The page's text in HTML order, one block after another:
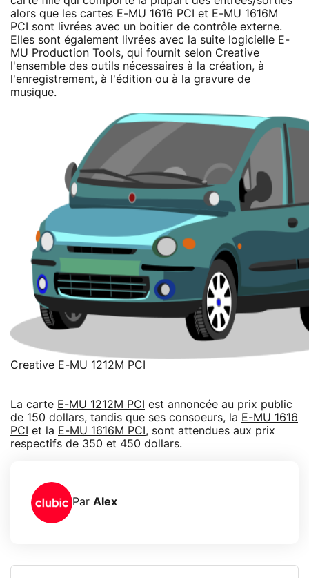
alors que les cartes E-MU 1616 PCI et E-MU 1616M
PCI sont livrées avec un boitier de contrôle externe.
Elles sont également livrées avec la suite logicielle E-
MU Production Tools, qui fournit selon Creative
l'ensemble des outils nécessaires à la création, à
l'enregistrement, à l'édition ou à la gravure de
musique.
Creative E-MU 1212M PCI
La carte E-MU 1212M PCI
est annoncée au prix public
de 150 dollars, tandis que ses consoeurs, la E-MU 1616
PCI
et la E-MU 1616M PCI , sont attendues aux prix
respectifs de 350 et 450 dollars.
Par Alex